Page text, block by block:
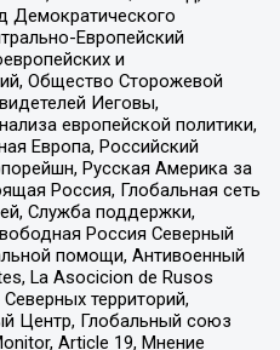
Демократического
Европейский
и
Общество Сторожевой
Иеговы,
европейской политики,
Европа, Российский
Русская Америка за
Россия, Глобальная сеть
Служба поддержки,
Россия Северный
помощи, Антивоенный
La Asocicion de Rusos
территорий,
Центр, Глобальный союз
Article 19, Мнение